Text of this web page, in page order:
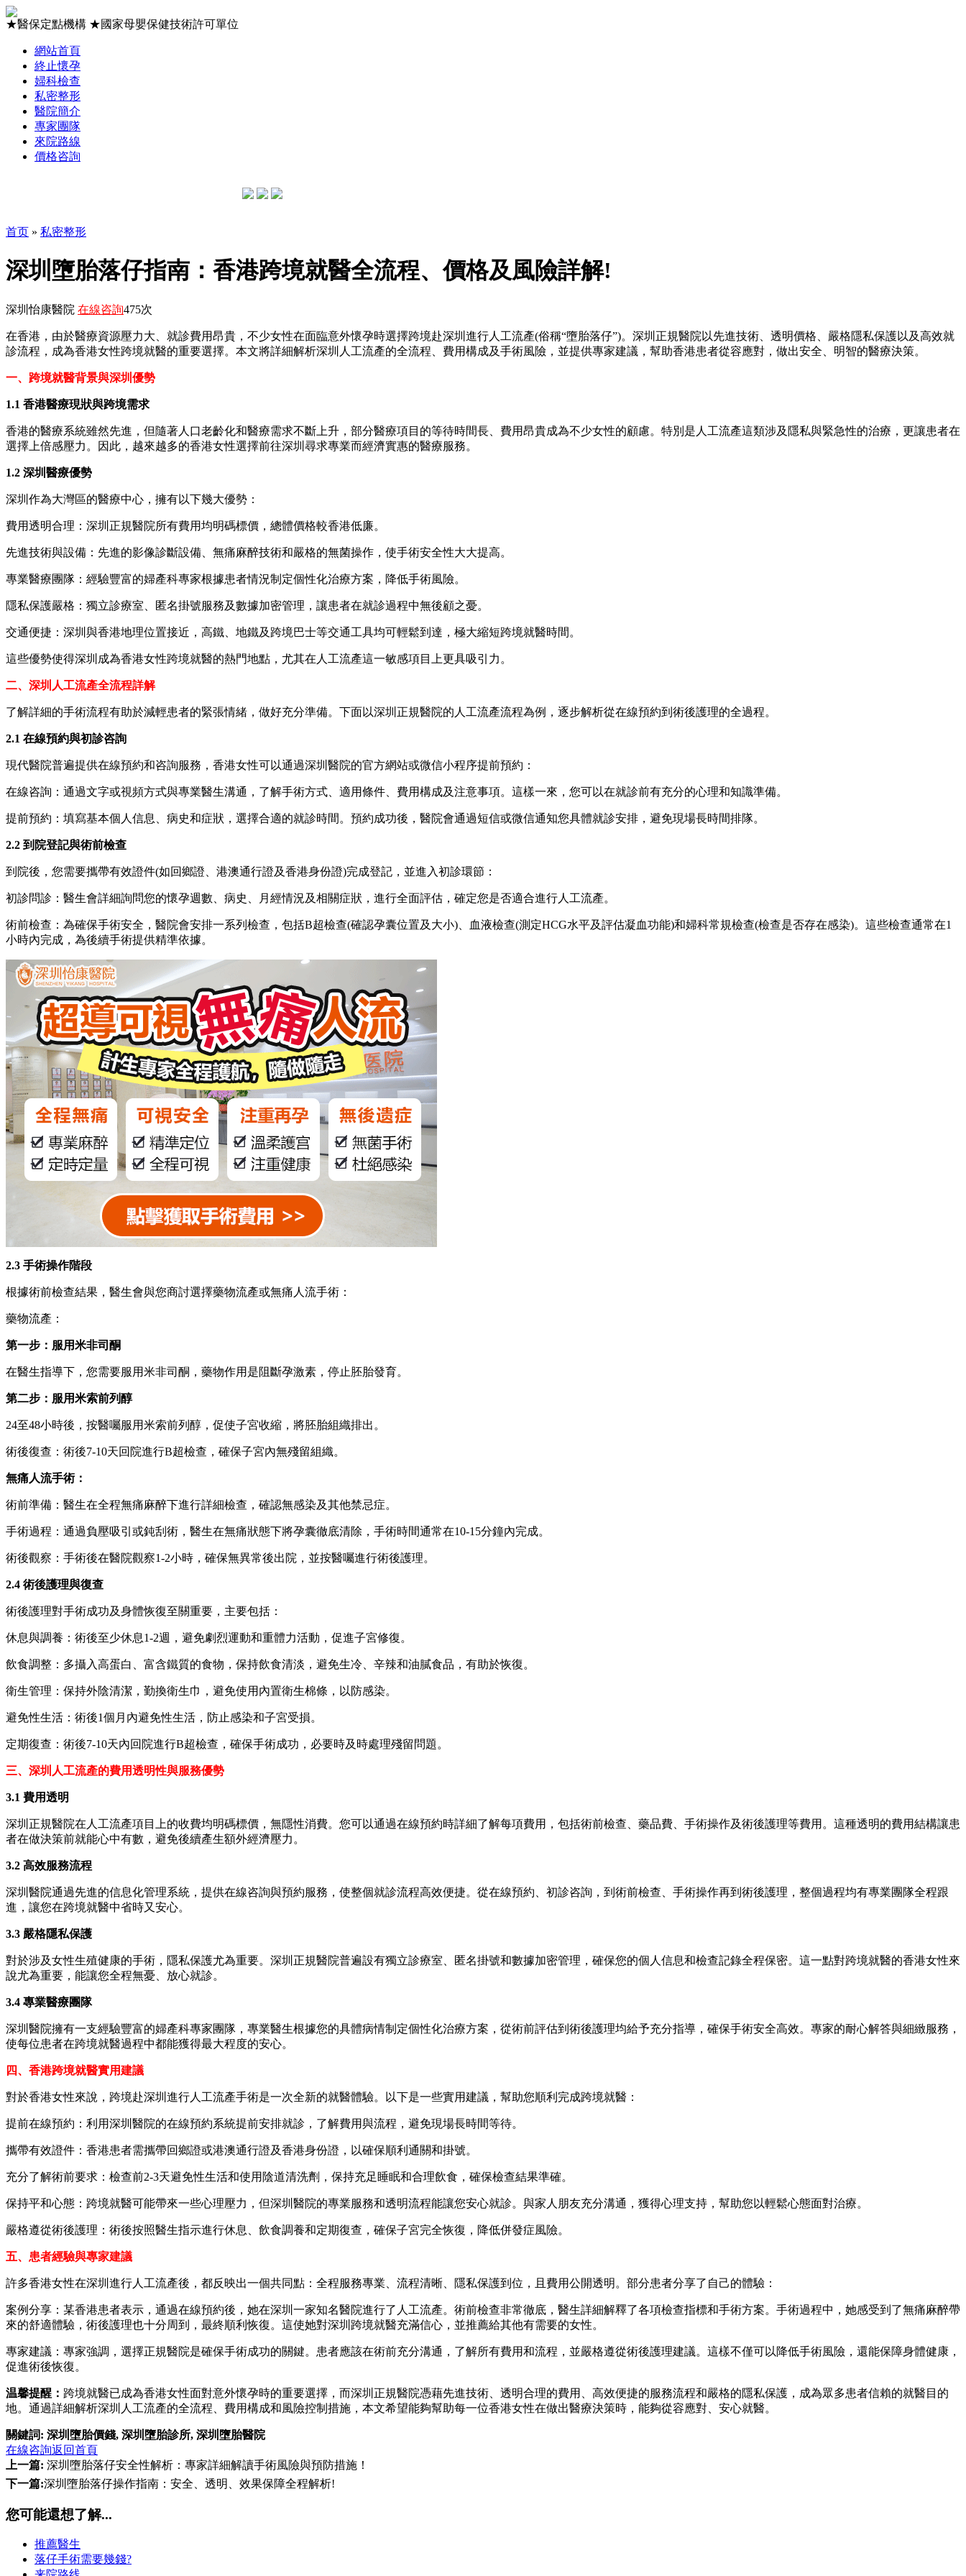
★醫保定點機構 ★國家母嬰保健技術許可單位
網站首頁
終止懷孕
婦科檢查
私密整形
醫院簡介
專家團隊
來院路線
價格咨詢
首页 » 私密整形
深圳墮胎落仔指南：香港跨境就醫全流程、價格及風險詳解!
深圳怡康醫院 在線咨詢475次
在香港，由於醫療資源壓力大、就診費用昂貴，不少女性在面臨意外懷孕時選擇跨境赴深圳進行人工流產(俗稱“墮胎落仔”)。深圳正規醫院以先進技術、透明價格、嚴格隱私保護以及高效就
診流程，成為香港女性跨境就醫的重要選擇。本文將詳細解析深圳人工流產的全流程、費用構成及手術風險，並提供專家建議，幫助香港患者從容應對，做出安全、明智的醫療決策。
一、跨境就醫背景與深圳優勢
1.1 香港醫療現狀與跨境需求
香港的醫療系統雖然先進，但隨著人口老齡化和醫療需求不斷上升，部分醫療項目的等待時間長、費用昂貴成為不少女性的顧慮。特別是人工流產這類涉及隱私與緊急性的治療，更讓患者在
選擇上倍感壓力。因此，越來越多的香港女性選擇前往深圳尋求專業而經濟實惠的醫療服務。
1.2 深圳醫療優勢
深圳作為大灣區的醫療中心，擁有以下幾大優勢：
費用透明合理：深圳正規醫院所有費用均明碼標價，總體價格較香港低廉。
先進技術與設備：先進的影像診斷設備、無痛麻醉技術和嚴格的無菌操作，使手術安全性大大提高。
專業醫療團隊：經驗豐富的婦產科專家根據患者情況制定個性化治療方案，降低手術風險。
隱私保護嚴格：獨立診療室、匿名掛號服務及數據加密管理，讓患者在就診過程中無後顧之憂。
交通便捷：深圳與香港地理位置接近，高鐵、地鐵及跨境巴士等交通工具均可輕鬆到達，極大縮短跨境就醫時間。
這些優勢使得深圳成為香港女性跨境就醫的熱門地點，尤其在人工流產這一敏感項目上更具吸引力。
二、深圳人工流產全流程詳解
了解詳細的手術流程有助於減輕患者的緊張情緒，做好充分準備。下面以深圳正規醫院的人工流產流程為例，逐步解析從在線預約到術後護理的全過程。
2.1 在線預約與初診咨詢
現代醫院普遍提供在線預約和咨詢服務，香港女性可以通過深圳醫院的官方網站或微信小程序提前預約：
在線咨詢：通過文字或視頻方式與專業醫生溝通，了解手術方式、適用條件、費用構成及注意事項。這樣一來，您可以在就診前有充分的心理和知識準備。
提前預約：填寫基本個人信息、病史和症狀，選擇合適的就診時間。預約成功後，醫院會通過短信或微信通知您具體就診安排，避免現場長時間排隊。
2.2 到院登記與術前檢查
到院後，您需要攜帶有效證件(如回鄉證、港澳通行證及香港身份證)完成登記，並進入初診環節：
初診問診：醫生會詳細詢問您的懷孕週數、病史、月經情況及相關症狀，進行全面評估，確定您是否適合進行人工流產。
術前檢查：為確保手術安全，醫院會安排一系列檢查，包括B超檢查(確認孕囊位置及大小)、血液檢查(測定HCG水平及評估凝血功能)和婦科常規檢查(檢查是否存在感染)。這些檢查通常在1
小時內完成，為後續手術提供精準依據。
2.3 手術操作階段
根據術前檢查結果，醫生會與您商討選擇藥物流產或無痛人流手術：
藥物流產：
第一步：服用米非司酮
在醫生指導下，您需要服用米非司酮，藥物作用是阻斷孕激素，停止胚胎發育。
第二步：服用米索前列醇
24至48小時後，按醫囑服用米索前列醇，促使子宮收縮，將胚胎組織排出。
術後復查：術後7-10天回院進行B超檢查，確保子宮內無殘留組織。
無痛人流手術：
術前準備：醫生在全程無痛麻醉下進行詳細檢查，確認無感染及其他禁忌症。
手術過程：通過負壓吸引或鈍刮術，醫生在無痛狀態下將孕囊徹底清除，手術時間通常在10-15分鐘內完成。
術後觀察：手術後在醫院觀察1-2小時，確保無異常後出院，並按醫囑進行術後護理。
2.4 術後護理與復查
術後護理對手術成功及身體恢復至關重要，主要包括：
休息與調養：術後至少休息1-2週，避免劇烈運動和重體力活動，促進子宮修復。
飲食調整：多攝入高蛋白、富含鐵質的食物，保持飲食清淡，避免生冷、辛辣和油膩食品，有助於恢復。
衛生管理：保持外陰清潔，勤換衛生巾，避免使用內置衛生棉條，以防感染。
避免性生活：術後1個月內避免性生活，防止感染和子宮受損。
定期復查：術後7-10天內回院進行B超檢查，確保手術成功，必要時及時處理殘留問題。
三、深圳人工流產的費用透明性與服務優勢
3.1 費用透明
深圳正規醫院在人工流產項目上的收費均明碼標價，無隱性消費。您可以通過在線預約時詳細了解每項費用，包括術前檢查、藥品費、手術操作及術後護理等費用。這種透明的費用結構讓患
者在做決策前就能心中有數，避免後續產生額外經濟壓力。
3.2 高效服務流程
深圳醫院通過先進的信息化管理系統，提供在線咨詢與預約服務，使整個就診流程高效便捷。從在線預約、初診咨詢，到術前檢查、手術操作再到術後護理，整個過程均有專業團隊全程跟
進，讓您在跨境就醫中省時又安心。
3.3 嚴格隱私保護
對於涉及女性生殖健康的手術，隱私保護尤為重要。深圳正規醫院普遍設有獨立診療室、匿名掛號和數據加密管理，確保您的個人信息和檢查記錄全程保密。這一點對跨境就醫的香港女性來
說尤為重要，能讓您全程無憂、放心就診。
3.4 專業醫療團隊
深圳醫院擁有一支經驗豐富的婦產科專家團隊，專業醫生根據您的具體病情制定個性化治療方案，從術前評估到術後護理均給予充分指導，確保手術安全高效。專家的耐心解答與細緻服務，
使每位患者在跨境就醫過程中都能獲得最大程度的安心。
四、香港跨境就醫實用建議
對於香港女性來說，跨境赴深圳進行人工流產手術是一次全新的就醫體驗。以下是一些實用建議，幫助您順利完成跨境就醫：
提前在線預約：利用深圳醫院的在線預約系統提前安排就診，了解費用與流程，避免現場長時間等待。
攜帶有效證件：香港患者需攜帶回鄉證或港澳通行證及香港身份證，以確保順利通關和掛號。
充分了解術前要求：檢查前2-3天避免性生活和使用陰道清洗劑，保持充足睡眠和合理飲食，確保檢查結果準確。
保持平和心態：跨境就醫可能帶來一些心理壓力，但深圳醫院的專業服務和透明流程能讓您安心就診。與家人朋友充分溝通，獲得心理支持，幫助您以輕鬆心態面對治療。
嚴格遵從術後護理：術後按照醫生指示進行休息、飲食調養和定期復查，確保子宮完全恢復，降低併發症風險。
五、患者經驗與專家建議
許多香港女性在深圳進行人工流產後，都反映出一個共同點：全程服務專業、流程清晰、隱私保護到位，且費用公開透明。部分患者分享了自己的體驗：
案例分享：某香港患者表示，通過在線預約後，她在深圳一家知名醫院進行了人工流產。術前檢查非常徹底，醫生詳細解釋了各項檢查指標和手術方案。手術過程中，她感受到了無痛麻醉帶
來的舒適體驗，術後護理也十分周到，最終順利恢復。這使她對深圳跨境就醫充滿信心，並推薦給其他有需要的女性。
專家建議：專家強調，選擇正規醫院是確保手術成功的關鍵。患者應該在術前充分溝通，了解所有費用和流程，並嚴格遵從術後護理建議。這樣不僅可以降低手術風險，還能保障身體健康，
促進術後恢復。
温馨提醒： 跨境就醫已成為香港女性面對意外懷孕時的重要選擇，而深圳正規醫院憑藉先進技術、透明合理的費用、高效便捷的服務流程和嚴格的隱私保護，成為眾多患者信賴的就醫目的
地。通過詳細解析深圳人工流產的全流程、費用構成和風險控制措施，本文希望能夠幫助每一位香港女性在做出醫療決策時，能夠從容應對、安心就醫。
關鍵詞: 深圳墮胎價錢, 深圳墮胎診所, 深圳墮胎醫院
在線咨詢返回首頁
上一篇: 深圳墮胎落仔安全性解析：專家詳細解讀手術風險與預防措施！
下一篇:深圳墮胎落仔操作指南：安全、透明、效果保障全程解析!
您可能還想了解...
推薦醫生
落仔手術需要幾錢?